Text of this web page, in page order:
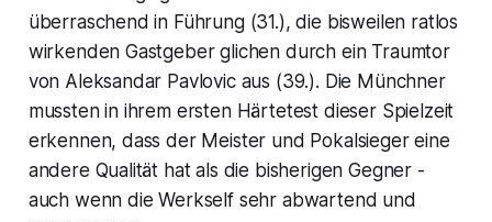
überraschend in Führung (31.), die bisweilen ratlos
wirkenden Gastgeber glichen durch ein Traumtor
von Aleksandar Pavlovic aus (39.). Die Münchner
mussten in ihrem ersten Härtetest dieser Spielzeit
erkennen, dass der Meister und Pokalsieger eine
andere Qualität hat als die bisherigen Gegner -
auch wenn die Werkself sehr abwartend und